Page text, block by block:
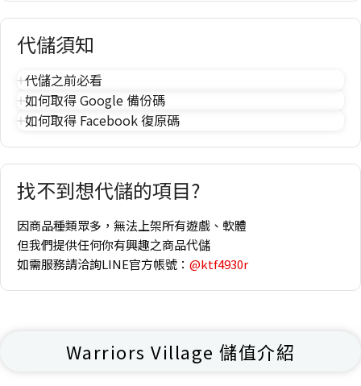
代儲須知
代儲之前必看
如何取得 Google 備份碼
如何取得 Facebook 復原碼
找不到想代儲的項目?
因商品種類眾多，無法上架所有遊戲、軟體
但我們提供任何你有興趣之商品代儲
如需服務請洽詢LINE官方帳號： @ktf4930r
Warriors Village 儲值介紹